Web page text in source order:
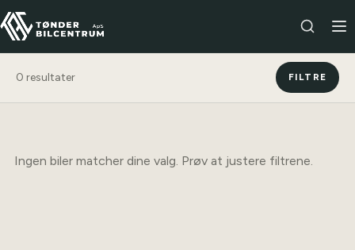
0 resultater FILTRE
Ingen biler matcher dine valg. Prøv at justere filtrene.